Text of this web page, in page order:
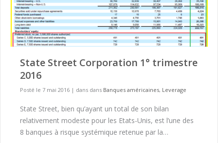
State Street Corporation 1° trimestre
2016
Posté le 7 mai 2016 | dans dans Banques américaines, Leverage
State Street, bien qu’ayant un total de son bilan
relativement modeste pour les Etats-Unis, est l’une des
8 banques à risque systémique retenue par la…